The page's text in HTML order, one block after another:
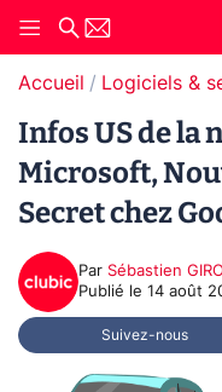
Accueil Logiciels &
Infos US de la
Microsoft,
Secret chez
Par Sébastien
Publié le 14 août
Suivez-nous